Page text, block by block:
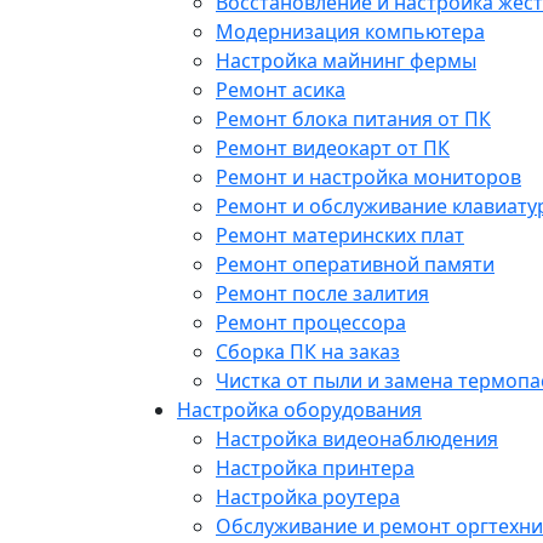
Модернизация компьютера
Настройка майнинг фермы
Ремонт асика
Ремонт блока питания от ПК
Ремонт видеокарт от ПК
Ремонт и настройка мониторов
Ремонт и обслуживание
Ремонт материнских плат
Ремонт оперативной памяти
Ремонт после залития
Ремонт процессора
Сборка ПК на заказ
Чистка от пыли и замена
Настройка оборудования
Настройка видеонаблюдения
Настройка принтера
Настройка роутера
Обслуживание и ремонт